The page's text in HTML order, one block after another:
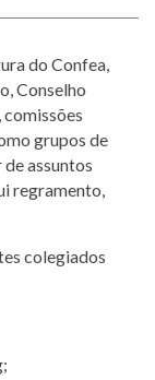
do Confea,
Conselho
grupos de
assuntos
regramento,
colegiados